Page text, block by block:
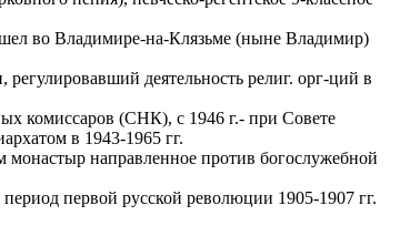
во Владимире-на-Клязьме (ныне Владимир)
деятельность религ. орг-ций в
комиссаров (СНК), с 1946 г.- при Совете
в 1943-1965 гг.
направленное против богослужебной
первой русской революции 1905-1907 гг.